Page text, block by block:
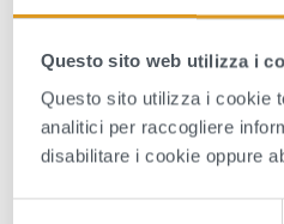
Questo sito web utilizza i
Questo sito utilizza i cookie
analitici per raccogliere
disabilitare i cookie oppure